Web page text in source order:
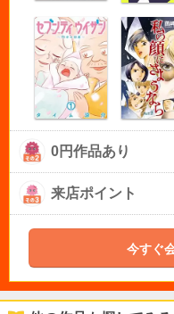
0円作品あり
来店ポイント
今すぐ